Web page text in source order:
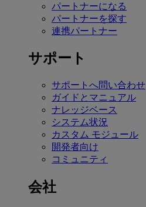
パートナーになる
パートナーを探す
連携パートナー
サポート
サポートへ問い合わせ
ガイドとマニュアル
ナレッジベース
システム状況
カスタム モジュール
開発者向け
コミュニティ
会社